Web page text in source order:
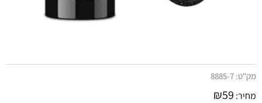
מק"ט: 8885-7
מחיר: ₪59